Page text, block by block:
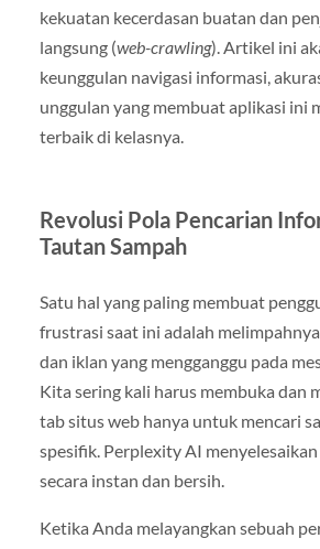
kekuatan kecerdasan buatan dan
langsung (web-crawling). Artikel ini
keunggulan navigasi informasi,
unggulan yang membuat aplikasi ini
terbaik di kelasnya.
Revolusi Pola Pencarian
Tautan Sampah
Satu hal yang paling membuat
frustrasi saat ini adalah
dan iklan yang mengganggu pada
Kita sering kali harus membuka dan
tab situs web hanya untuk mencari
spesifik. Perplexity AI
secara instan dan bersih.
Ketika Anda melayangkan sebuah